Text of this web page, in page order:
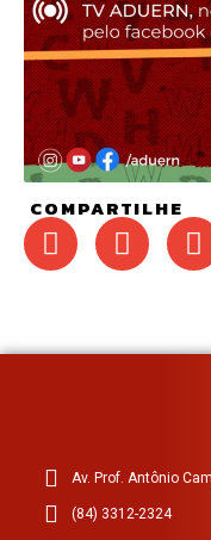
COMPARTILHE
Av. Prof. Antônio
(84) 3312-2324